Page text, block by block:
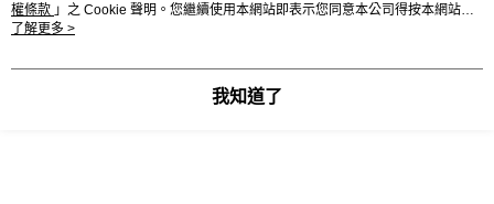
權條款 」之 Cookie 聲明。您繼續使用本網站即表示您同意本公司得按本網站使
用條款之 Cookie 聲明使用 cookie。
了解更多 >
我知道了